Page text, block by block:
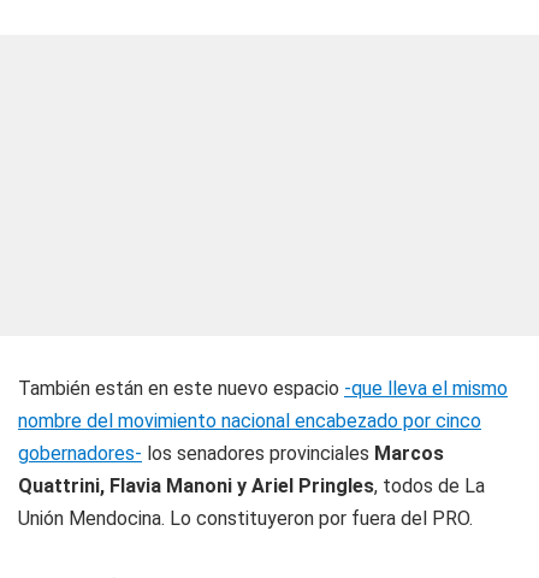
También están en este nuevo espacio -que lleva el mismo
nombre del movimiento nacional encabezado por cinco
gobernadores- los senadores provinciales Marcos
Quattrini, Flavia Manoni y Ariel Pringles, todos de La
Unión Mendocina. Lo constituyeron por fuera del PRO.